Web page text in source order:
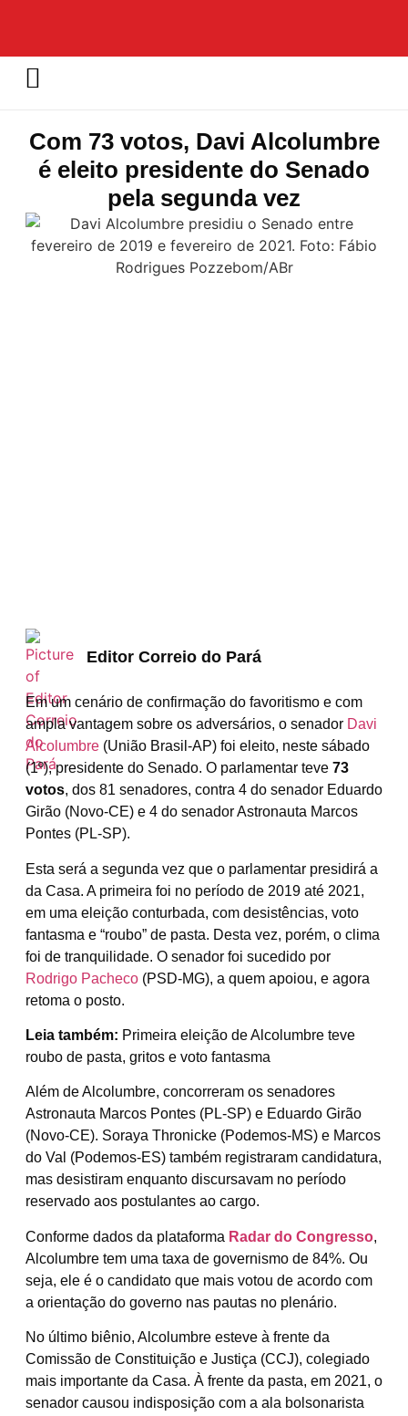
Com 73 votos, Davi Alcolumbre
é eleito presidente do Senado
pela segunda vez
Editor Correio do Pará
Em um cenário de confirmação do favoritismo e com
ampla vantagem sobre os adversários, o senador Davi
Alcolumbre(União Brasil-AP) foi eleito, neste sábado
(1º), presidente do Senado. O parlamentar teve 73
votos, dos 81 senadores, contra 4 do senador Eduardo
Girão (Novo-CE) e 4 do senador Astronauta Marcos
Pontes (PL-SP).
Esta será a segunda vez que o parlamentar presidirá a
da Casa. A primeira foi no período de 2019 até 2021,
em uma eleição conturbada, com desistências, voto
fantasma e “roubo” de pasta. Desta vez, porém, o clima
foi de tranquilidade. O senador foi sucedido por
Rodrigo Pacheco(PSD-MG), a quem apoiou, e agora
retoma o posto.
Leia também: Primeira eleição de Alcolumbre teve
roubo de pasta, gritos e voto fantasma
Além de Alcolumbre, concorreram os senadores
Astronauta Marcos Pontes (PL-SP) e Eduardo Girão
(Novo-CE). Soraya Thronicke (Podemos-MS) e Marcos
do Val (Podemos-ES) também registraram candidatura,
mas desistiram enquanto discursavam no período
reservado aos postulantes ao cargo.
Conforme dados da plataforma Radar do Congresso,
Alcolumbre tem uma taxa de governismo de 84%. Ou
seja, ele é o candidato que mais votou de acordo com
a orientação do governo nas pautas no plenário.
No último biênio, Alcolumbre esteve à frente da
Comissão de Constituição e Justiça (CCJ), colegiado
mais importante da Casa. À frente da pasta, em 2021, o
senador causou indisposição com a ala bolsonarista